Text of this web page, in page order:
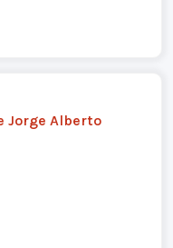
Jorge Alberto